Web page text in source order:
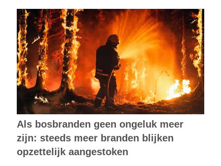
Als bosbranden geen ongeluk meer
zijn: steeds meer branden blijken
opzettelijk aangestoken